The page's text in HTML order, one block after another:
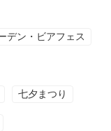
デン・ビアフェス
七夕まつり